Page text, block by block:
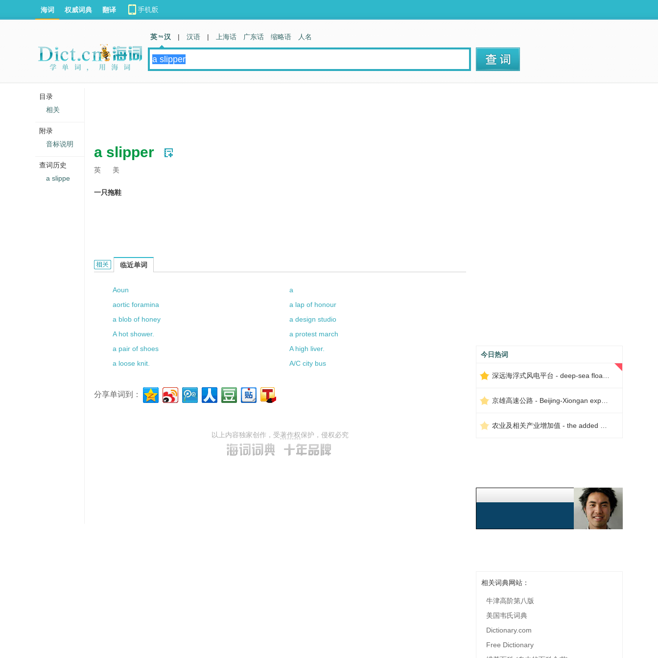
a slipper
英 美
一只拖鞋
a slipper的相关资料：
临近单词
Aoun
a
aortic foramina
a lap of honour
a blob of honey
a design studio
A hot shower.
a protest march
a pair of shoes
A high liver.
a loose knit.
A/C city bus
分享单词到：
以上内容独家创作，受著作权保护，侵权必究
今日热词
相关词典网站：
牛津高阶第八版
美国韦氏词典
Dictionary.com
Free Dictionary
海词 权威词典 翻译
英 汉 | 汉语 | 上海话 广东话 缩略语 人名
目录
相关
附录
音标说明
查词历史
a slippe